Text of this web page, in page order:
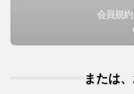
会員規
または